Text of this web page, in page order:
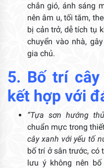
chắn gió, ánh sáng
nên âm u, tối tăm,
bị cản trở, dễ tích tụ
chuyển vào nhà,
gia chủ.
5. Bố trí cây
kết hợp với
“Tựa sơn hướng
chuẩn mực trong
cây xanh với yếu tố
bố trí ở sân trước, có
lưu ý không nên